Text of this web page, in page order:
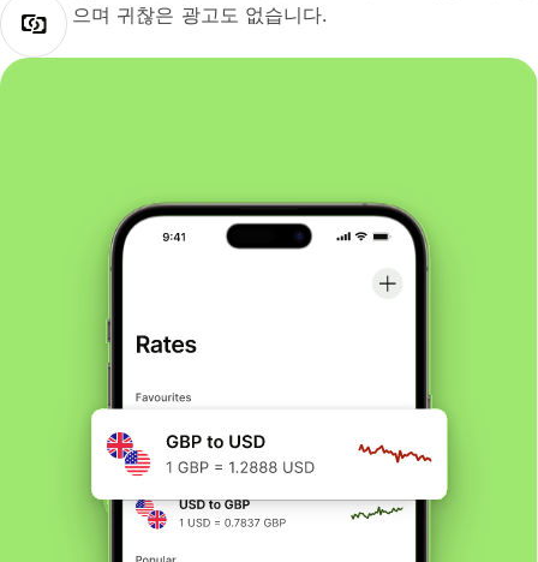
으며 귀찮은 광고도 없습니다.